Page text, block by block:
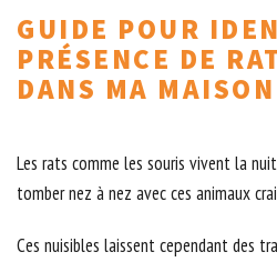
GUIDE POUR
PRÉSENCE DE
DANS MA MAISON
Les rats comme les souris vivent la
tomber nez à nez avec ces animaux
Ces nuisibles laissent cependant des